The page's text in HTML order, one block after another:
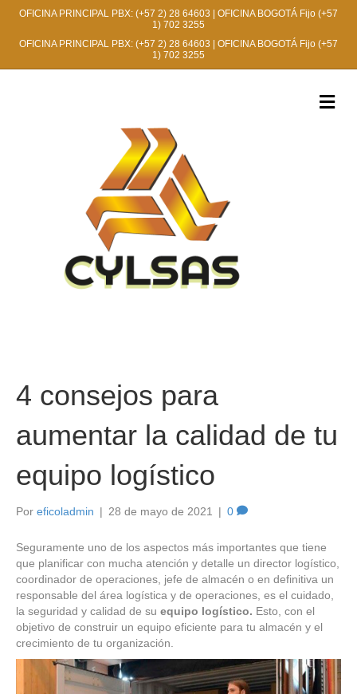
OFICINA PRINCIPAL PBX: (+57 2) 28 64603 | OFICINA BOGOTÁ Fijo (+57
1) 702 3255
OFICINA PRINCIPAL PBX: (+57 2) 28 64603 | OFICINA BOGOTÁ Fijo (+57
1) 702 3255
M
e
4 consejos para
aumentar la calidad de tu
equipo logístico
Por eficoladmin | 28 de mayo de 2021 | 0
Seguramente uno de los aspectos más importantes que tiene
que planificar con mucha atención y detalle un director logístico,
coordinador de operaciones, jefe de almacén o en definitiva un
responsable del área logística y de operaciones, es el cuidado,
la seguridad y calidad de su equipo logístico. Esto, con el
objetivo de construir un equipo eficiente para tu almacén y el
crecimiento de tu organización.